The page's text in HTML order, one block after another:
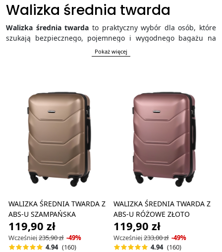
Walizka średnia twarda
Walizka średnia twarda to praktyczny wybór dla osób, które
szukają bezpiecznego, pojemnego i wygodnego bagażu na
kilkudniowy lub tygodniowy wyjazd. Twarda obudowa
wykonana z trwałych materiałów pomaga chronić zawartość
kółkom, teleskopowej rączce, zamkom szyfrowym i
nowoczesnemu wyglądowi, średnia walizka twarda sprawdzi
się zarówno podczas podróży służbowej, jak i wakacyjnego
wyjazdu.
Pokaż więcej
WALIZKA ŚREDNIA TWARDA Z
ABS-U SZAMPAŃSKA
119,90 zł
Wcześniej235,90 zł -49%
4.94 (160)
WALIZKA ŚREDNIA TWARDA Z
ABS-U RÓŻOWE ZŁOTO
119,90 zł
Wcześniej233,00 zł -49%
4.94 (160)